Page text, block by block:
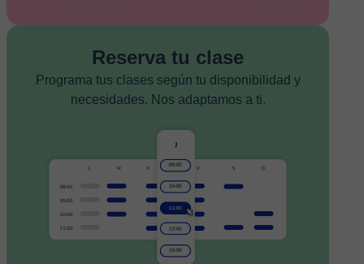
Reserva tu clase
Programa tus clases según tu disponibilidad y
necesidades. Nos adaptamos a ti.